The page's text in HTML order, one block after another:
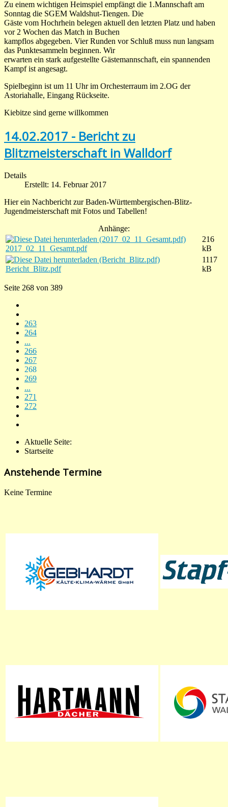
Zu einem wichtigen Heimspiel empfängt die 1.Mannschaft am
Sonntag die SGEM Waldshut-Tiengen. Die
Gäste vom Hochrhein belegen aktuell den letzten Platz und haben
vor 2 Wochen das Match in Buchen
kampflos abgegeben. Vier Runden vor Schluß muss nun langsam
das Punktesammeln beginnen. Wir
erwarten ein stark aufgestellte Gästemannschaft, ein spannenden
Kampf ist angesagt.
Spielbeginn ist um 11 Uhr im Orchesterraum im 2.OG der
Astoriahalle, Eingang Rückseite.
Kiebitze sind gerne willkommen
14.02.2017 - Bericht zu
Blitzmeisterschaft in Walldorf
Details
Erstellt: 14. Februar 2017
Hier ein Nachbericht zur Baden-Württembergischen-Blitz-
Jugendmeisterschaft mit Fotos und Tabellen!
Anhänge:
2017_02_11_Gesamt.pdf
216
kB
Bericht_Blitz.pdf
1117
kB
Seite 268 von 389
263
264
...
266
267
268
269
...
271
272
Aktuelle Seite:
Startseite
Anstehende Termine
Keine Termine